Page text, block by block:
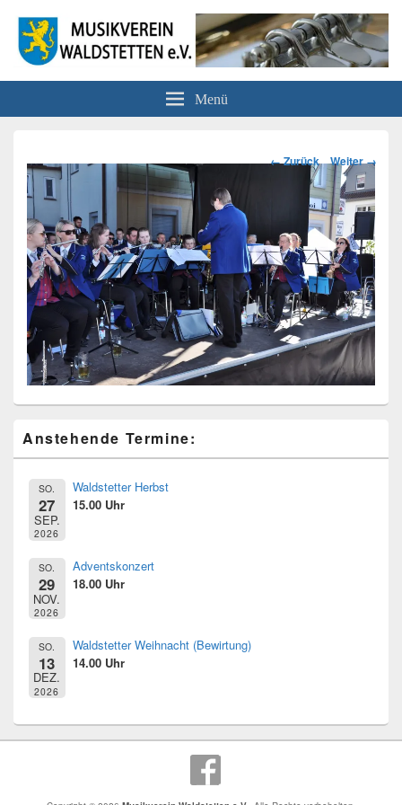
Musikverein Waldstetten e.V.
Menü
Bilder-
Navigation
← Zurück Weiter →
Seitenleisten
Widget-
Bereich
Anstehende Termine:
SO.
27
SEP.
2026
Waldstetter Herbst
15.00 Uhr
SO.
29
NOV.
2026
Adventskonzert
18.00 Uhr
SO.
13
DEZ.
2026
Waldstetter Weihnacht (Bewirtung)
14.00 Uhr